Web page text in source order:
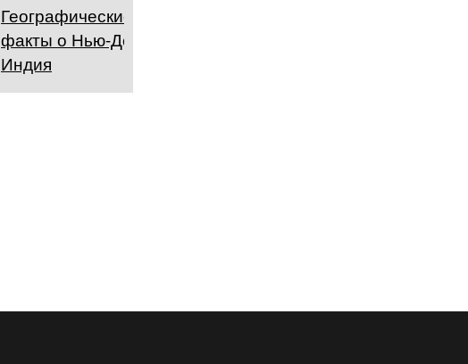
Географические
факты о Нью-Дели,
Индия